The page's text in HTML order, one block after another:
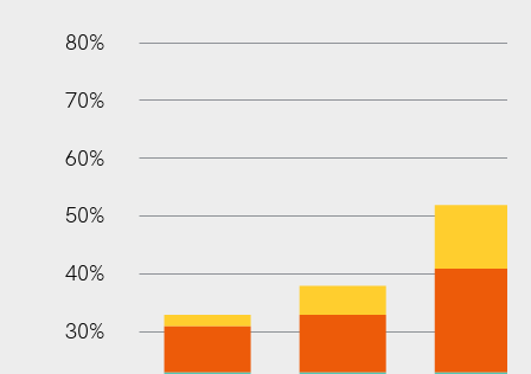
100%
80%
70%
60%
50%
40%
30%